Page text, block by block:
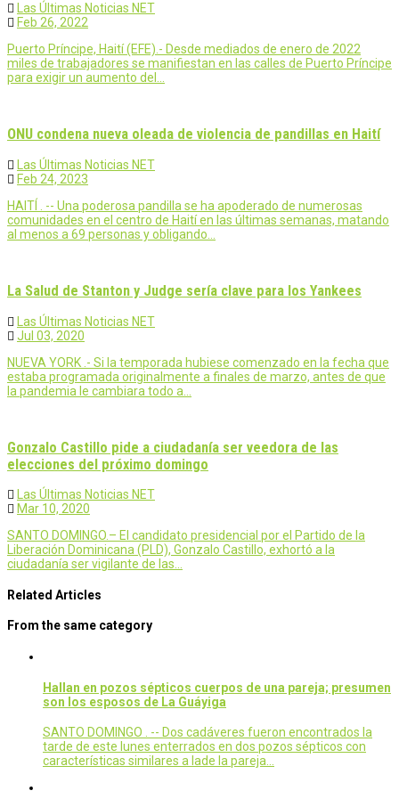
Las Últimas Noticias NET
Feb 26, 2022
Puerto Príncipe, Haití (EFE).- Desde mediados de enero de 2022
miles de trabajadores se manifiestan en las calles de Puerto Príncipe
para exigir un aumento del…
ONU condena nueva oleada de violencia de pandillas en Haití
Las Últimas Noticias NET
Feb 24, 2023
HAITÍ . -- Una poderosa pandilla se ha apoderado de numerosas
comunidades en el centro de Haití en las últimas semanas, matando
al menos a 69 personas y obligando…
La Salud de Stanton y Judge sería clave para los Yankees
Las Últimas Noticias NET
Jul 03, 2020
NUEVA YORK .- Si la temporada hubiese comenzado en la fecha que
estaba programada originalmente a finales de marzo, antes de que
la pandemia le cambiara todo a…
Gonzalo Castillo pide a ciudadanía ser veedora de las
elecciones del próximo domingo
Las Últimas Noticias NET
Mar 10, 2020
SANTO DOMINGO.– El candidato presidencial por el Partido de la
Liberación Dominicana (PLD), Gonzalo Castillo, exhortó a la
ciudadanía ser vigilante de las…
Related Articles
From the same category
Hallan en pozos sépticos cuerpos de una pareja; presumen
son los esposos de La Guáyiga
SANTO DOMINGO . -- Dos cadáveres fueron encontrados la
tarde de este lunes enterrados en dos pozos sépticos con
características similares a lade la pareja…